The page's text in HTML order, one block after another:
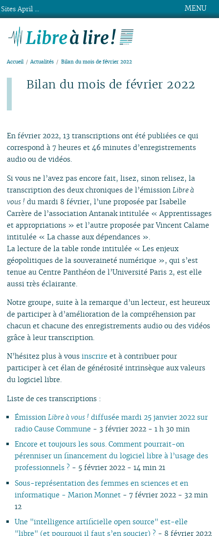
MENU
Accueil Actualités Bilan du mois de février 2022
Bilan du mois de février 2022
En février 2022, 13 transcriptions ont été publiées ce qui
correspond à 7 heures et 46 minutes d’enregistrements
audio ou de vidéos.
Si vous ne l’avez pas encore fait, lisez, sinon relisez, la
transcription des deux chroniques de l’émission Libre à
vous ! du mardi 8 février, l’une proposée par Isabelle
Carrère de l’association Antanak intitulée « Apprentissages
et appropriations » et l’autre proposée par Vincent Calame
intitulée « La chasse aux dépendances ».
La lecture de la table ronde intitulée « Les enjeux
géopolitiques de la souveraineté numérique », qui s’est
tenue au Centre Panthéon de l’Université Paris 2, est elle
aussi très éclairante.
Notre groupe, suite à la remarque d’un lecteur, est heureux
de participer à d’amélioration de la compréhension par
chacun et chacune des enregistrements audio ou des vidéos
grâce à leur transcription.
N’hésitez plus à vousinscrire et à contribuer pour
participer à cet élan de générosité intrinsèque aux valeurs
du logiciel libre.
Liste de ces transcriptions :
ÉmissionLibre à vous ! diffusée mardi 25 janvier 2022 sur
radio Cause Commune - 3 février 2022 - 1 h 30 min
Encore et toujours les sous. Comment pourrait-on
pérenniser un financement du logiciel libre à l’usage des
professionnels ? - 5 février 2022 - 14 min 21
Sous-représentation des femmes en sciences et en
informatique - Marion Monnet - 7 février 2022 - 32 min
12
Une "intelligence artificielle open source" est-elle
"libre" (et pourquoi il faut s’en soucier) ? - 8 février 2022
Sites April ...